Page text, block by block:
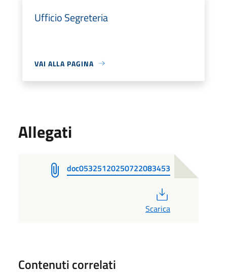
Ufficio Segreteria
VAI ALLA PAGINA
Allegati
doc05325120250722083453
Scarica
Contenuti correlati